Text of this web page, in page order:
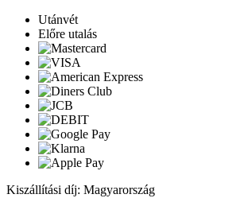
Utánvét
Előre utalás
Kiszállítási díj: Magyarország